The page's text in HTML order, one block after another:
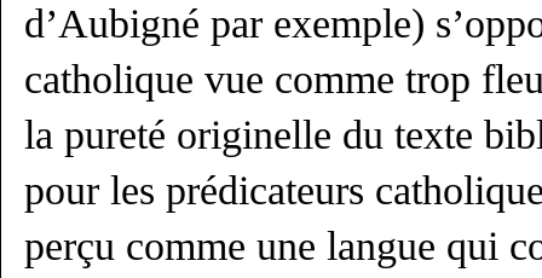
d’Aubigné par exemple)
catholique vue comme trop
la pureté originelle du texte
pour les prédicateurs
perçu comme une langue qui